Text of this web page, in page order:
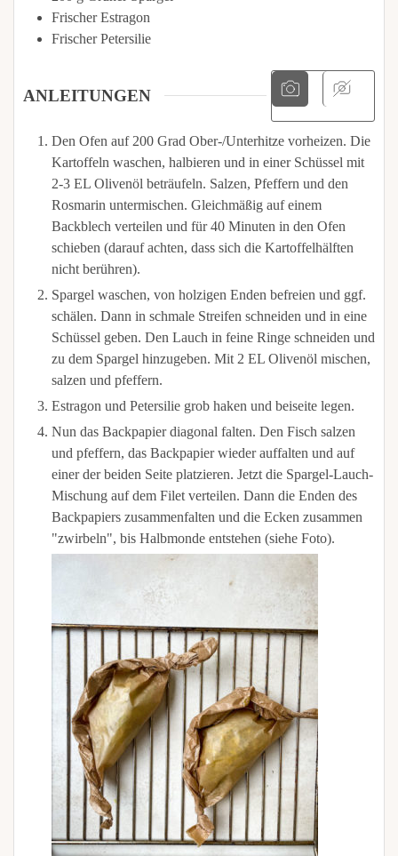
Frischer Estragon
Frischer Petersilie
ANLEITUNGEN
Den Ofen auf 200 Grad Ober-/Unterhitze vorheizen. Die
Kartoffeln waschen, halbieren und in einer Schüssel mit
2-3 EL Olivenöl beträufeln. Salzen, Pfeffern und den
Rosmarin untermischen. Gleichmäßig auf einem
Backblech verteilen und für 40 Minuten in den Ofen
schieben (darauf achten, dass sich die Kartoffelhälften
nicht berühren).
Spargel waschen, von holzigen Enden befreien und ggf.
schälen. Dann in schmale Streifen schneiden und in eine
Schüssel geben. Den Lauch in feine Ringe schneiden und
zu dem Spargel hinzugeben. Mit 2 EL Olivenöl mischen,
salzen und pfeffern.
Estragon und Petersilie grob haken und beiseite legen.
Nun das Backpapier diagonal falten. Den Fisch salzen
und pfeffern, das Backpapier wieder auffalten und auf
einer der beiden Seite platzieren. Jetzt die Spargel-Lauch-
Mischung auf dem Filet verteilen. Dann die Enden des
Backpapiers zusammenfalten und die Ecken zusammen
"zwirbeln", bis Halbmonde entstehen (siehe Foto).